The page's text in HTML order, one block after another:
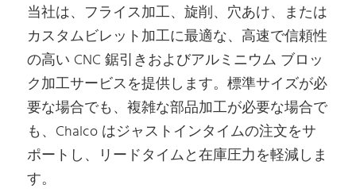
当社は、フライス加工、旋削、穴あけ、または
カスタムビレット加工に最適な、高速で信頼性
の高い CNC 鋸引きおよびアルミニウム ブロッ
ク加工サービスを提供します。標準サイズが必
要な場合でも、複雑な部品加工が必要な場合で
も、Chalco はジャストインタイムの注文をサ
ポートし、リードタイムと在庫圧力を軽減しま
す。